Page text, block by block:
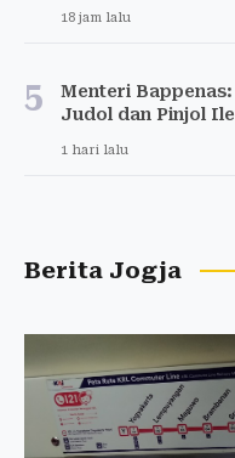
18 jam lalu
5
Menteri
Judol dan Pinjol
1 hari lalu
Berita Jogja